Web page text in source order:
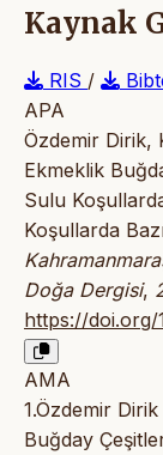
Kaynak
RIS /
APA
Özdemir Dirik,
Ekmeklik
Sulu
Koşullarda
Doğa Dergisi,
https://doi.org/
AMA
1.Özdemir
Buğday